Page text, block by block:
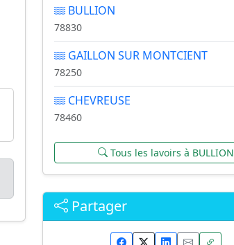
BULLION
78830
GAILLON SUR MONTCIENT
78250
CHEVREUSE
78460
Tous les lavoirs à BULLION
Partager